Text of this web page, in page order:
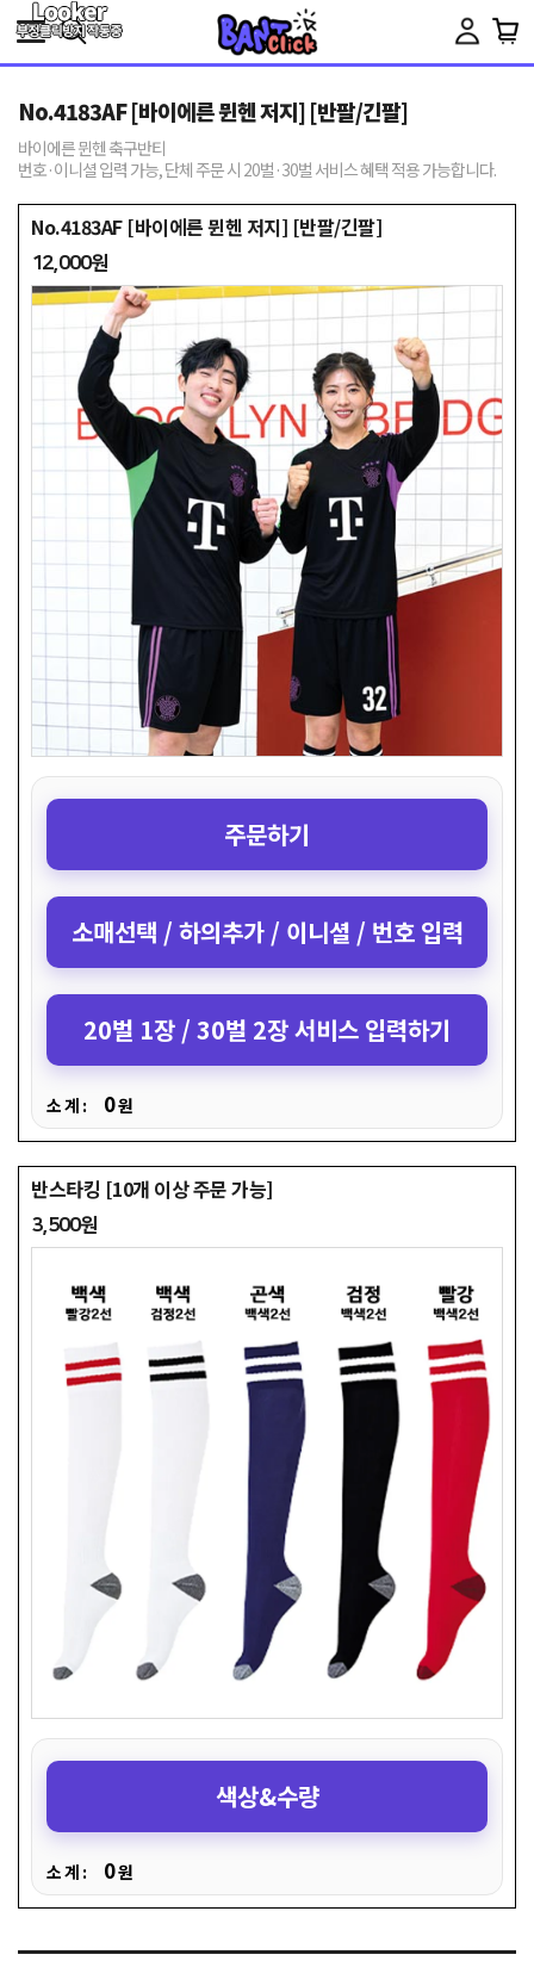
Toggle
No.4183AF [바이에른 뮌헨 저지] [반팔/긴팔]
바이에른 뮌헨 축구반티
번호·이니셜 입력 가능, 단체 주문 시 20벌·30벌 서비스 혜택 적용 가능합니다.
No.4183AF [바이에른 뮌헨 저지] [반팔/긴팔]
12,000원
주문하기
소매선택 / 하의추가 / 이니셜 / 번호 입력
20벌 1장 / 30벌 2장 서비스 입력하기
소 계 : 0원
반스타킹 [10개 이상 주문 가능]
3,500원
색상&수량
소 계 : 0원